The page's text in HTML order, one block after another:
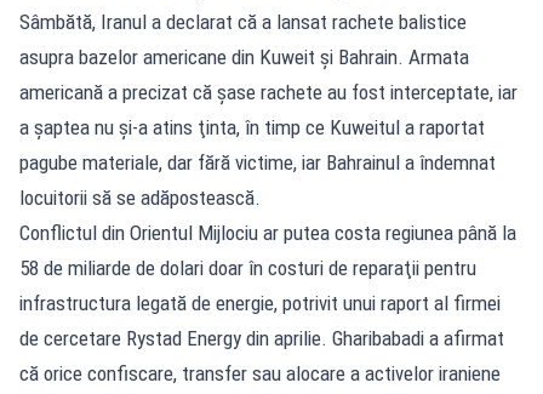
Sâmbătă, Iranul a declarat că a lansat rachete balistice
asupra bazelor americane din Kuweit şi Bahrain. Armata
americană a precizat că şase rachete au fost interceptate, iar
a şaptea nu şi-a atins ţinta, în timp ce Kuweitul a raportat
pagube materiale, dar fără victime, iar Bahrainul a îndemnat
locuitorii să se adăpostească.
Conflictul din Orientul Mijlociu ar putea costa regiunea până la
58 de miliarde de dolari doar în costuri de reparaţii pentru
infrastructura legată de energie, potrivit unui raport al firmei
de cercetare Rystad Energy din aprilie. Gharibabadi a afirmat
că orice confiscare, transfer sau alocare a activelor iraniene